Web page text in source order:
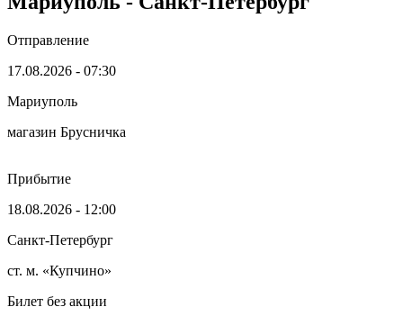
Отправление
17.08.2026 - 07:30
Мариуполь
магазин Брусничка
Прибытие
18.08.2026 - 12:00
Санкт-Петербург
ст. м. «Купчино»
Билет без акции